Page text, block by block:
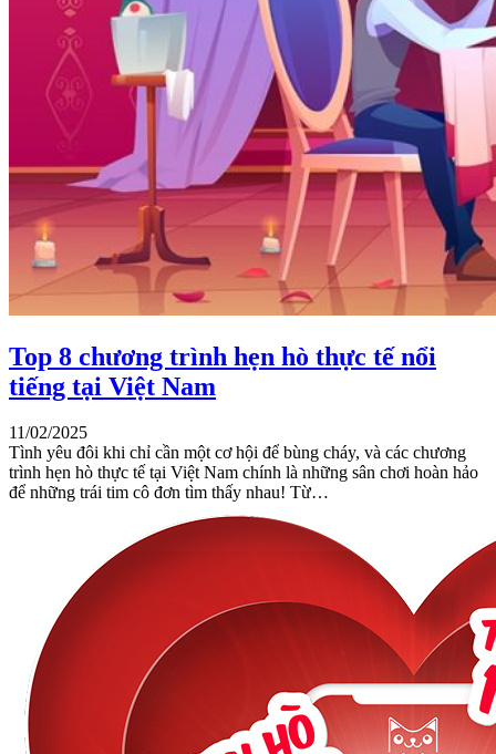
Top 8 chương trình hẹn hò thực tế nổi
tiếng tại Việt Nam
11/02/2025
Tình yêu đôi khi chỉ cần một cơ hội để bùng cháy, và các chương
trình hẹn hò thực tế tại Việt Nam chính là những sân chơi hoàn hảo
để những trái tim cô đơn tìm thấy nhau! Từ…